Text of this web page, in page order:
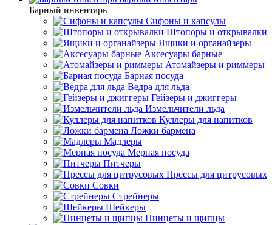
Барный инвентарь
Сифоны и капсулы
Штопоры и открывалки
Ящики и органайзеры
Аксесуары барные
Атомайзеры и риммеры
Барная посуда
Ведра для льда
Гейзеры и джиггеры
Измельчители льда
Куллеры для напитков
Ложки бармена
Мадлеры
Мерная посуда
Питчеры
Прессы для цитрусовых
Совки
Стрейнеры
Шейкеры
Пинцеты и щипцы